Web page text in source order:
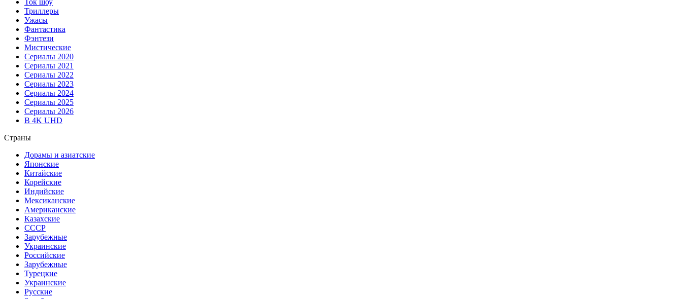
Триллеры
Ужасы
Фантастика
Фэнтези
Мистические
Сериалы 2020
Сериалы 2021
Сериалы 2022
Сериалы 2023
Сериалы 2024
Сериалы 2025
Сериалы 2026
В 4K UHD
Страны
Дорамы и азиатские
Японские
Китайские
Корейские
Индийские
Мексиканские
Американские
Казахские
СССР
Зарубежные
Украинские
Российские
Зарубежные
Турецкие
Украинские
Русские